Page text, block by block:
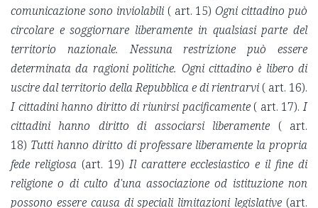
comunicazione sono inviolabili( art. 15)Ogni cittadino può
circolare e soggiornare liberamente in qualsiasi parte del
territorio nazionale. Nessuna restrizione può essere
determinata da ragioni politiche. Ogni cittadino è libero di
uscire dal territorio della Repubblica e di rientrarvi ( art. 16).
I cittadini hanno diritto di riunirsi pacificamente( art. 17).I
cittadini hanno diritto di associarsi liberamente ( art.
18) Tutti hanno diritto di professare liberamente la propria
fede religiosa(art. 19)Il carattere ecclesiastico e il fine di
religione o di culto d'una associazione od istituzione non
possono essere causa di speciali limitazioni legislative (art.